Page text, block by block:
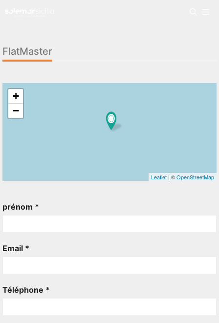
FlatMaster
+
−
Leaflet | ©OpenStreetMap
prénom *
Email *
Téléphone *